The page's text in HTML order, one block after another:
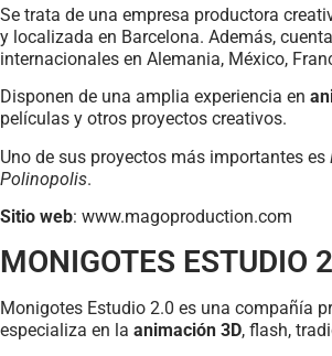
Se trata de una empresa productora
y localizada en Barcelona. Además,
internacionales en Alemania, México,
Disponen de una amplia experiencia en
películas y otros proyectos creativos.
Uno de sus proyectos más importantes es
Polinopolis.
Sitio web: www.magoproduction.com
MONIGOTES ESTUDIO
Monigotes Estudio 2.0 es una compañía
especializa en la animación 3D, flash,